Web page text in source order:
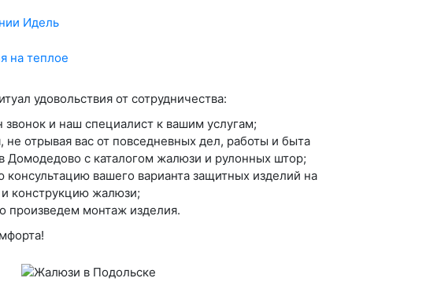
удовольствия от сотрудничества:
и наш специалист к вашим услугам;
отрывая вас от повседневных дел, работы и быта
с каталогом жалюзи и рулонных штор;
вашего варианта защитных изделий на
конструкцию жалюзи;
произведем монтаж изделия.